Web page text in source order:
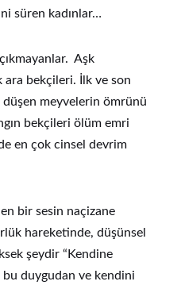
süren kadınlar…
Aşk
ara bekçileri. İlk ve son
meyvelerin ömrünü
bekçileri ölüm emri
en çok cinsel devrim
bir sesin naçizane
hareketinde, düşünsel
şeydir “Kendine
bu duygudan ve kendini